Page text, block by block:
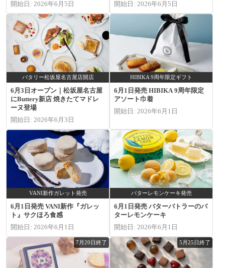
開始日: 2026年6月5日
開始日: 2026年6月5日
バタリー松坂屋名古屋店開店
6月3日オープン｜松坂屋名古屋
にButtery新店 焼きたてマドレ
ーヌ登場
開始日: 2026年6月3日
HIBIKA 9周年限定ギフト
6月1日発売 HIBIKA 9周年限定
アソート巾着
開始日: 2026年6月1日
VANI新作ガレット発売
6月1日発売 VANI新作『ガレッ
ト』サクほろ食感
開始日: 2026年6月1日
バターレモンケーキ発売
6月1日発売 バターバトラーのバ
ターレモンケーキ
開始日: 2026年6月1日
7月20日終了 5月25日終了